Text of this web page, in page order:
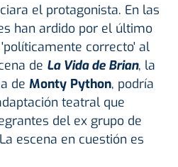
el protagonista. En las
han ardido por el último
correcto' al
de La Vida de Brian, la
de Monty Python, podría
teatral que
del ex grupo de
escena en cuestión es